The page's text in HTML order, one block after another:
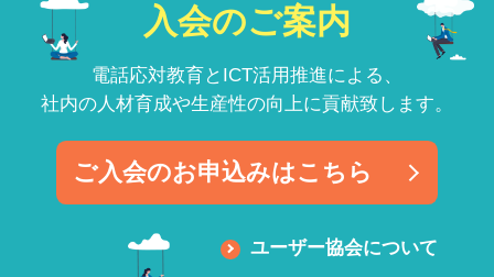
入会のご案内
電話応対教育とICT活用推進による、
社内の人材育成や生産性の向上に貢献致します。
ご入会のお申込みはこちら
ユーザー協会について